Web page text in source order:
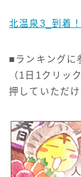
北温泉3_到着！
■ランキングに
（1日1クリッ
押していただ